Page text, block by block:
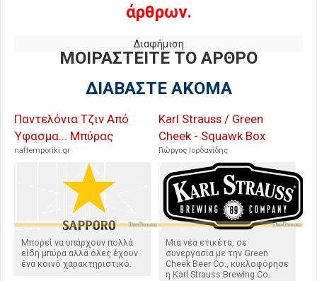
άρθρων.
Διαφήμιση
ΜΟΙΡΑΣΤΕΙΤΕ ΤΟ ΑΡΘΡΟ
ΔΙΑΒΑΣΤΕ ΑΚΟΜΑ
Παντελόνια Τζιν Από
Ύφασμα... Μπύρας
naftemporiki.gr
Μπορεί να υπάρχουν πολλά
είδη μπύρα αλλά όλες έχουν
ένα κοινό χαρακτηριστικό.
Karl Strauss / Green
Cheek - Squawk Box
Γιώργος Ιορδανίδης
Μια νέα ετικέτα, σε
συνεργασία με την Green
Cheek Beer Co., κυκλοφόρησε
η Karl Strauss Brewing Co.